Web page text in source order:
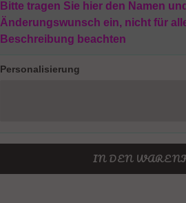
Bitte tragen Sie hier den Namen
Änderungswunsch ein, nicht für
Beschreibung beachten
Personalisierung
IN DEN